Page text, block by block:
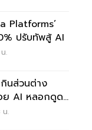
Platforms’
ปรับทัพสู้ AI
.
นส่วนต่าง
AI หลอกดูด
น.